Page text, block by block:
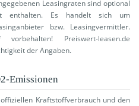
Leasingraten sind optional
enthalten. Es handelt sich um
bzw. Leasingvermittler.
Preiswert-leasen.de
der Angaben.
Emissionen
Kraftstoffverbrauch und den